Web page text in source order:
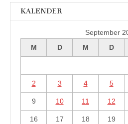
KALENDER
September
M
D M D
2 3 4 5
9 10 11 12
16 17 18 19